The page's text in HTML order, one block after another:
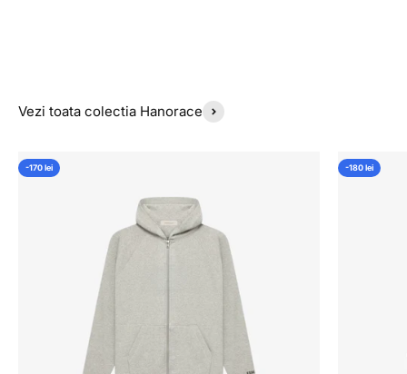
Vezi toata colectia Hanorace
-170 lei -180 lei